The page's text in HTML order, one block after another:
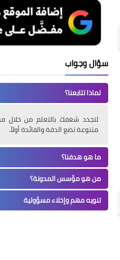
سؤال وجواب
لماذا تتابعنا؟
لتجدد شغفك بالتعلم من خلال
متنوعة تضع الدقة والفائدة أولاً.
ما هو هدفنا؟
من هو مؤسس المدونة؟
تنويه مهم وإخلاء مسؤولية